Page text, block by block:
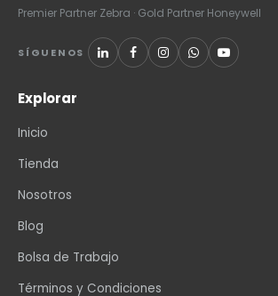
Premier Partner Zebra · Gold Partner Honeywell
SÍGUENOS
Explorar
Inicio
Tienda
Nosotros
Blog
Bolsa de Trabajo
Términos y Condiciones